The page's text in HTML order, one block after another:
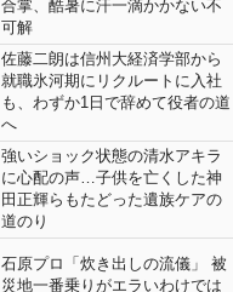
合掌、酷暑に汗一滴かかない不
可解
佐藤二朗は信州大経済学部から
就職氷河期にリクルートに入社
も、わずか1日で辞めて役者の道
へ
強いショック状態の清水アキラ
に心配の声…子供を亡くした神
田正輝らもたどった遺族ケアの
道のり
石原プロ「炊き出しの流儀」 被
災地一番乗りがエラいわけでは